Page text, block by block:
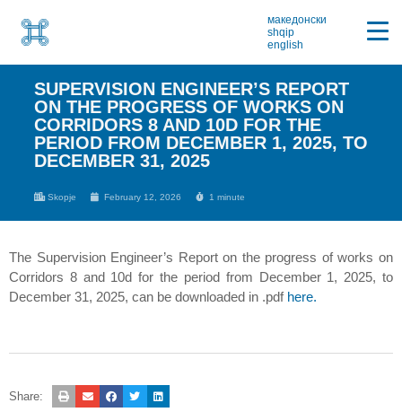
македонски
shqip
english
SUPERVISION ENGINEER’S REPORT
ON THE PROGRESS OF WORKS ON
CORRIDORS 8 AND 10D FOR THE
PERIOD FROM DECEMBER 1, 2025, TO
DECEMBER 31, 2025
Skopje February 12, 2026 1 minute
The Supervision Engineer’s Report on the progress of works on
Corridors 8 and 10d for the period from December 1, 2025, to
December 31, 2025, can be downloaded in .pdf here.
Share: